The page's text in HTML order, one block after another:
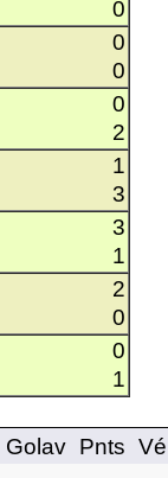
0
0
0
0
2
1
3
3
1
2
0
0
1
Golav Pnts